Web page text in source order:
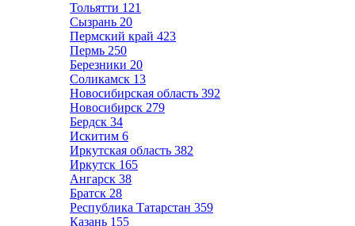
Тольятти 121
Сызрань 20
Пермский край 423
Пермь 250
Березники 20
Соликамск 13
Новосибирская область 392
Новосибирск 279
Бердск 34
Искитим 6
Иркутская область 382
Иркутск 165
Ангарск 38
Братск 28
Республика Татарстан 359
Казань 155